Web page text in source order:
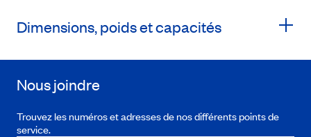
Dimensions, poids et capacités
Nous joindre
Trouvez les numéros et adresses de nos différents points de
service.